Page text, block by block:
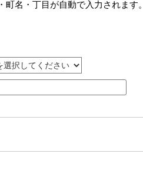
名・丁目が自動で入力されます。